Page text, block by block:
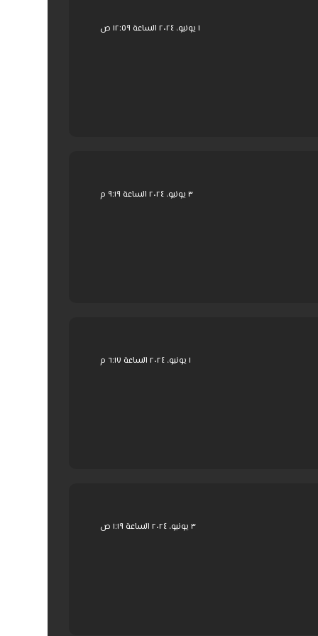
١ يونيو، ٢٠٢٤ الساعة ١٢:٥٩ ص
٣ يونيو، ٢٠٢٤ الساعة ٩:١٩ م
١ يونيو، ٢٠٢٤ الساعة ٦:١٧ م
٣ يونيو، ٢٠٢٤ الساعة ١:١٩ ص